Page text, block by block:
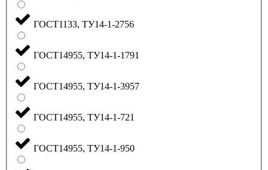
ГОСТ1133, ТУ14-1-2756
ГОСТ14955, ТУ14-1-1791
ГОСТ14955, ТУ14-1-3957
ГОСТ14955, ТУ14-1-721
ГОСТ14955, ТУ14-1-950